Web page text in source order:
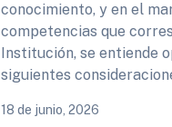
conocimiento, y en el
competencias que
Institución, se entiende
siguientes
18 de junio, 2026